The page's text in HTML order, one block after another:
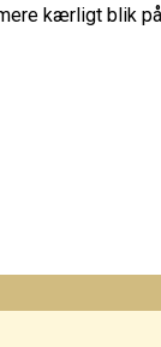
kærligt blik